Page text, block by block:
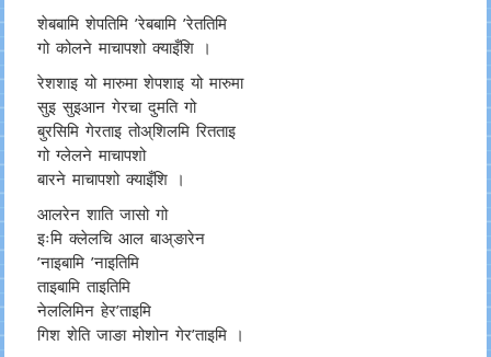
शेबबामि शेपतिमि ’रेबबामि ’रेततिमि
गो कोलने माचापशो क्याइँशि ।
रेशशाइ यो मारुमा शेपशाइ यो मारुमा
सुइ सुइआन गेरचा दुमति गो
बुरसिमि गेरताइ तोअ्शिलमि रितताइ
गो ग्लेलने माचापशो
बारने माचापशो क्याइँशि ।
आलरेन शाति जासो गो
इःमि क्लेलचि आल बाअ्ङारेन
’नाइबामि ’नाइतिमि
ताइबामि ताइतिमि
नेललिमिन हेर’ताइमि
गिश शेति जाङा मोशोन गेर’ताइमि ।